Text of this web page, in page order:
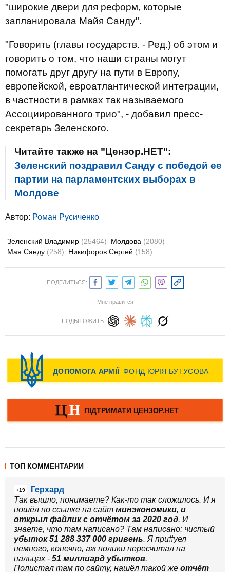
"широкие двери для реформ, которые
запланировала Майя Санду".
"Говорить (главы государств. - Ред.) об этом и
говорить о том, что наши страны могут
помогать друг другу на пути в Европу,
европейской, евроатлантической интеграции,
в частности в рамках так называемого
Ассоциированного трио", - добавил пресс-
секретарь Зеленского.
Читайте также на "Цензор.НЕТ":
Зеленский поздравил Санду с победой ее
партии на парламентских выборах в
Молдове
Автор: Роман Русиченко
Зеленский Владимир (25464) Молдова (2080)
Мая Санду (258) Никифоров Сергей (158)
ПОДЕЛИТЬСЯ:
Мне нравится
ПОДЫТОЖИТЬ:
ТОП КОММЕНТАРИИ
+19
Герхард
Так вышло, понимаете? Как-то так сложилось. И я
пошёл по ссылке на сайт минэкономики, и
открыл файлик с отчётом за 2020 год. И
знаете, что там написано? Там написано: чистый
убыток 51 288 337 000 гривень. Я при#уел
немного, конечно, аж нолики пересчитал на
пальцах - 51 миллиард убытков.
Полистал там по сайту, нашёл такой же отчёт